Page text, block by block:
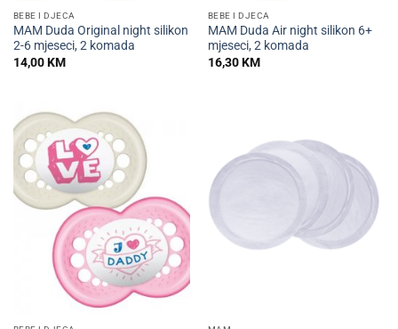
BEBE I DJECA
MAM Duda Original night silikon
2-6 mjeseci, 2 komada
14,00KM
BEBE I DJECA
MAM Duda Air night silikon 6+
mjeseci, 2 komada
16,30KM